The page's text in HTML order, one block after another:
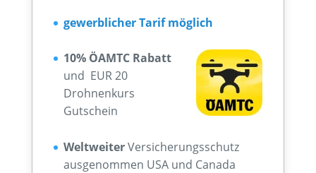
gewerblicher Tarif möglich
10% ÖAMTC Rabatt
und EUR 20
Drohnenkurs
Gutschein
WeltweiterVersicherungsschutz
ausgenommen USA und Canada